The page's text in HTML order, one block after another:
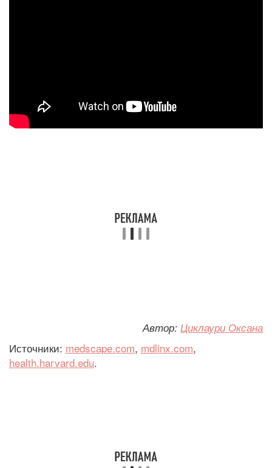
Автор: Циклаури Оксана
Источники: medscape.com, mdlinx.com,
health.harvard.edu.